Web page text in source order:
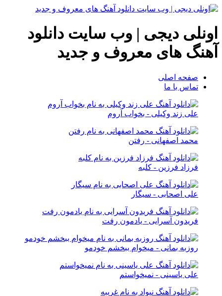
اونلی دیجی | وب سایت دانلود
آهنگ های معروف و جدید
صفحه اصلی
تماس با ما
علی زند وکیلی - بخواب آروم
محمد اصفهانی - رفتن
فرزاد فرزین - کلبه
علی اصحابی - سیگار
فریدون آسرایی - یادمون رفت
روزبه بمانی - میخوام ببخشم خودمو
علی یاسینی - نمیخواستم